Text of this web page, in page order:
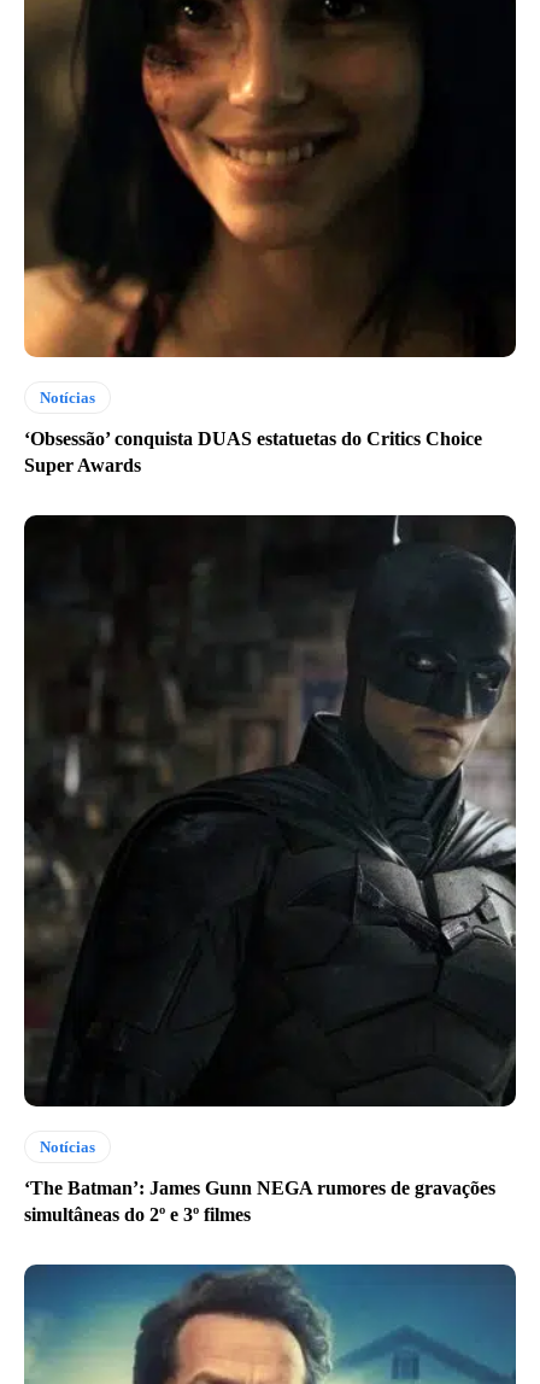
Notícias
‘Obsessão’ conquista DUAS estatuetas do Critics Choice
Super Awards
Notícias
‘The Batman’: James Gunn NEGA rumores de gravações
simultâneas do 2º e 3º filmes